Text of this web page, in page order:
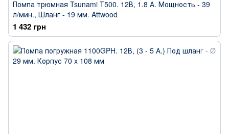
Помпа трюмная Tsunami T500. 12В, 1.8 А. Мощность - 39
л/мин., Шланг - 19 мм. Attwood
1 432 грн